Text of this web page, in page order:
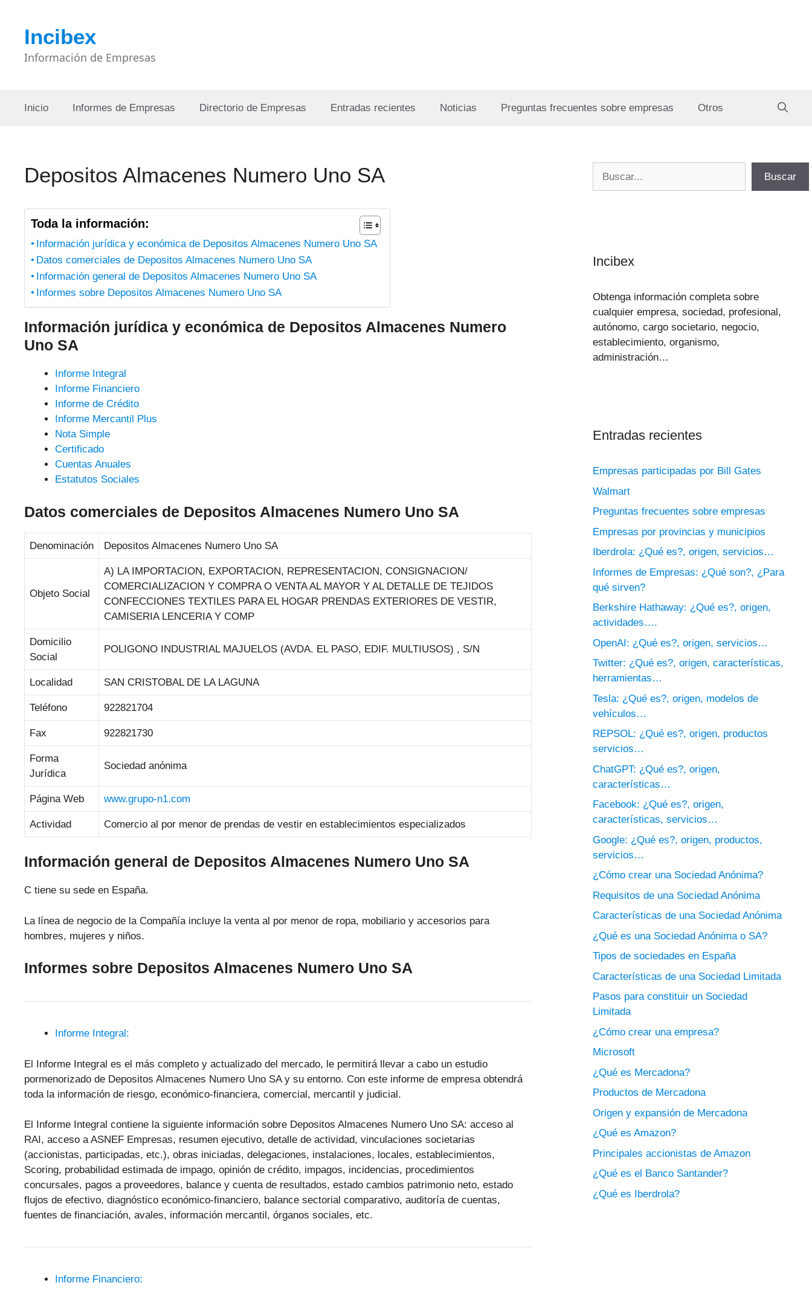
contenidoIncibex
Información de Empresas
Inicio Informes de Empresas Directorio de Empresas Entradas recientes Noticias Preguntas frecuentes sobre empresas Otros
Depositos Almacenes Numero Uno SA
Toda la información:
Información jurídica y económica de Depositos Almacenes Numero Uno SA
Datos comerciales de Depositos Almacenes Numero Uno SA
Información general de Depositos Almacenes Numero Uno SA
Informes sobre Depositos Almacenes Numero Uno SA
Información jurídica y económica de Depositos Almacenes Numero
Uno SA
Informe Integral
Informe Financiero
Informe de Crédito
Informe Mercantil Plus
Nota Simple
Certificado
Cuentas Anuales
Estatutos Sociales
Datos comerciales de Depositos Almacenes Numero Uno SA
Denominación Depositos Almacenes Numero Uno SA
Objeto Social
A) LA IMPORTACION, EXPORTACION, REPRESENTACION, CONSIGNACION/
COMERCIALIZACION Y COMPRA O VENTA AL MAYOR Y AL DETALLE DE TEJIDOS
CONFECCIONES TEXTILES PARA EL HOGAR PRENDAS EXTERIORES DE VESTIR,
CAMISERIA LENCERIA Y COMP
Domicilio
Social
POLIGONO INDUSTRIAL MAJUELOS (AVDA. EL PASO, EDIF. MULTIUSOS) , S/N
Localidad SAN CRISTOBAL DE LA LAGUNA
Teléfono 922821704
Fax 922821730
Forma
Jurídica
Sociedad anónima
Página Web www.grupo-n1.com
Actividad Comercio al por menor de prendas de vestir en establecimientos especializados
Información general de Depositos Almacenes Numero Uno SA
C tiene su sede en España.
La línea de negocio de la Compañía incluye la venta al por menor de ropa, mobiliario y accesorios para
hombres, mujeres y niños.
Informes sobre Depositos Almacenes Numero Uno SA
Informe Integral:
El Informe Integral es el más completo y actualizado del mercado, le permitirá llevar a cabo un estudio
pormenorizado de Depositos Almacenes Numero Uno SA y su entorno. Con este informe de empresa obtendrá
toda la información de riesgo, económico-financiera, comercial, mercantil y judicial.
El Informe Integral contiene la siguiente información sobre Depositos Almacenes Numero Uno SA: acceso al
RAI, acceso a ASNEF Empresas, resumen ejecutivo, detalle de actividad, vinculaciones societarias
(accionistas, participadas, etc.), obras iniciadas, delegaciones, instalaciones, locales, establecimientos,
Scoring, probabilidad estimada de impago, opinión de crédito, impagos, incidencias, procedimientos
concursales, pagos a proveedores, balance y cuenta de resultados, estado cambios patrimonio neto, estado
flujos de efectivo, diagnóstico económico-financiero, balance sectorial comparativo, auditoría de cuentas,
fuentes de financiación, avales, información mercantil, órganos sociales, etc.
Informe Financiero:
Buscar
Incibex
Obtenga información completa sobre
cualquier empresa, sociedad, profesional,
autónomo, cargo societario, negocio,
establecimiento, organismo,
administración…
Entradas recientes
Empresas participadas por Bill Gates
Walmart
Preguntas frecuentes sobre empresas
Empresas por provincias y municipios
Iberdrola: ¿Qué es?, origen, servicios…
Informes de Empresas: ¿Qué son?, ¿Para
qué sirven?
Berkshire Hathaway: ¿Qué es?, origen,
actividades….
OpenAI: ¿Qué es?, origen, servicios…
Twitter: ¿Qué es?, origen, características,
herramientas…
Tesla: ¿Qué es?, origen, modelos de
vehículos…
REPSOL: ¿Qué es?, origen, productos
servicios…
ChatGPT: ¿Qué es?, origen,
características…
Facebook: ¿Qué es?, origen,
características, servicios…
Google: ¿Qué es?, origen, productos,
servicios…
¿Cómo crear una Sociedad Anónima?
Requisitos de una Sociedad Anónima
Características de una Sociedad Anónima
¿Qué es una Sociedad Anónima o SA?
Tipos de sociedades en España
Características de una Sociedad Limitada
Pasos para constituir un Sociedad
Limitada
¿Cómo crear una empresa?
Microsoft
¿Qué es Mercadona?
Productos de Mercadona
Origen y expansión de Mercadona
¿Qué es Amazon?
Principales accionistas de Amazon
¿Qué es el Banco Santander?
¿Qué es Iberdrola?